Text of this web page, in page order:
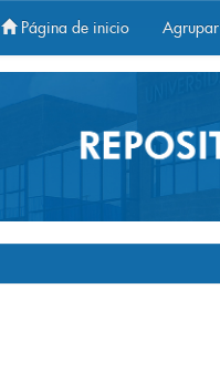
Página de inicio Agrupar